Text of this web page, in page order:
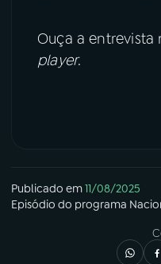
Ouça a
player.
Publicado em11/08/2025
Episódio do programa